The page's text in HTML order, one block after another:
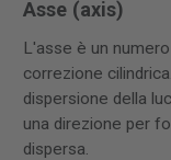
Asse (axis)
L'asse è un
correzione
dispersione della
una direzione per
dispersa.